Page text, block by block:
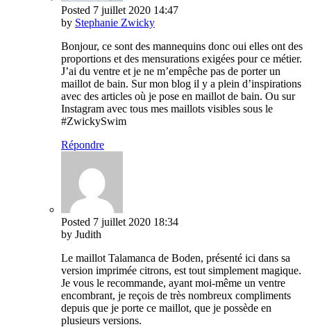
Posted 7 juillet 2020 14:47
by Stephanie Zwicky
Bonjour, ce sont des mannequins donc oui elles ont des
proportions et des mensurations exigées pour ce métier.
J’ai du ventre et je ne m’empêche pas de porter un
maillot de bain. Sur mon blog il y a plein d’inspirations
avec des articles où je pose en maillot de bain. Ou sur
Instagram avec tous mes maillots visibles sous le
#ZwickySwim
Répondre
Posted 7 juillet 2020 18:34
by Judith
Le maillot Talamanca de Boden, présenté ici dans sa
version imprimée citrons, est tout simplement magique.
Je vous le recommande, ayant moi-même un ventre
encombrant, je reçois de très nombreux compliments
depuis que je porte ce maillot, que je possède en
plusieurs versions.